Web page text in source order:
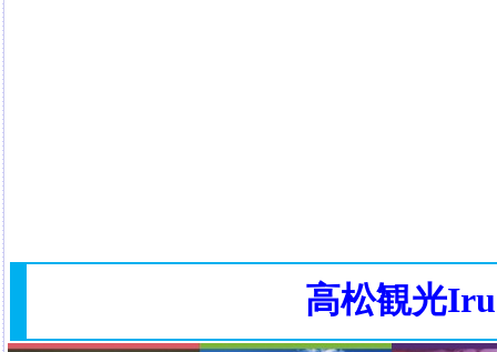
高松観光